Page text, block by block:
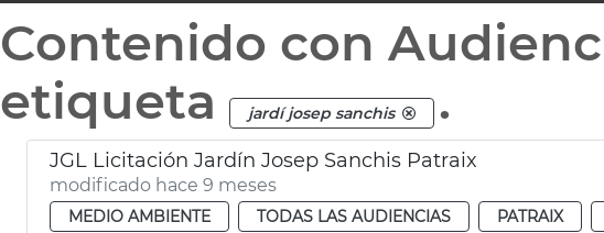
Contenido con
etiqueta
jardí josep sanchis .
JGL Licitación Jardín Josep Sanchis Patraix
modificado hace 9 meses
MEDIO AMBIENTE TODAS LAS AUDIENCIAS PATRAIX